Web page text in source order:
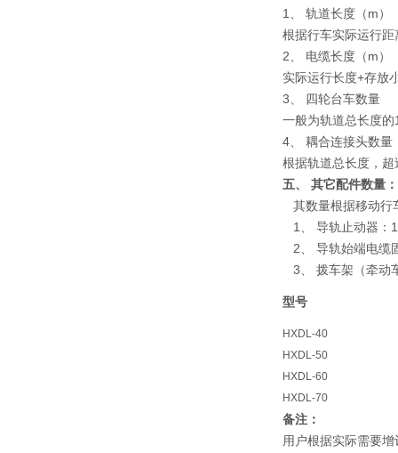
1、 轨道长度（m）
根据行车实际运行
2、 电缆长度（m）
实际运行长度+存放
3、 四轮台车数量
一般为轨道总长度
4、 耦合连接头数量
根据轨道总长度，
五、 其它配件数量：
其数量根据移动行
1、 导轨止动器：
2、 导轨始端电缆
3、 拨车架（牵动
型号
HXDL-40
HXDL-50
HXDL-60
HXDL-70
备注：
用户根据实际需要